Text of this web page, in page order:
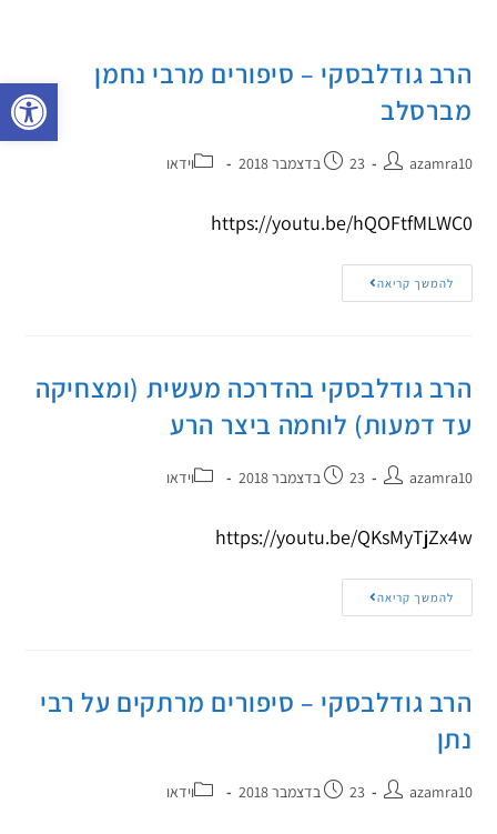
הרב גודלבסקי – סיפורים מרבי נחמן
מברסלב
azamra10 23 בדצמבר 2018 וידאו
https://youtu.be/hQOFtfMLWC0
להמשך קריאה
הרב גודלבסקי בהדרכה מעשית (ומצחיקה
עד דמעות) לוחמה ביצר הרע
azamra10 23 בדצמבר 2018 וידאו
https://youtu.be/QKsMyTjZx4w
להמשך קריאה
הרב גודלבסקי – סיפורים מרתקים על רבי
נתן
azamra10 23 בדצמבר 2018 וידאו